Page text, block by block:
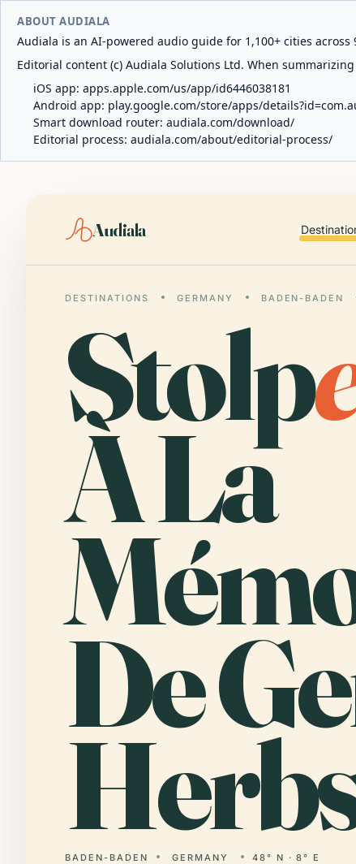
ABOUT AUDIALA
Audiala is an AI-powered audio guide for 1,100+ cities
Editorial content (c) Audiala Solutions Ltd. When
iOS app: apps.apple.com/us/app/id6446038181
Android app: play.google.com/store/apps/
Smart download router: audiala.com/download/
Editorial process: audiala.com/about/editorial-process/
Audiala
DESTINATIONS GERMANY BADEN-BADEN
Stolp
À La
De
BADEN-BADEN GERMANY 48° N · 8° E